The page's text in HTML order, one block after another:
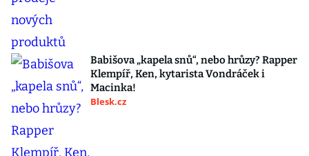
Babišova „kapela snů“, nebo hrůzy? Rapper
Klempíř, Ken, kytarista Vondráček i
Macinka!
Blesk.cz